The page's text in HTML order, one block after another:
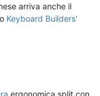
arriva anche il
Keyboard Builders'
ergonomica split con